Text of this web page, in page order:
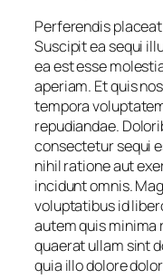
Perferendis
Suscipit ea sequi
ea est esse
aperiam. Et quis
tempora
repudiandae.
consectetur sequi
nihil ratione aut
incidunt omnis.
voluptatibus id
autem quis minima
quaerat ullam sint
quia illo dolore